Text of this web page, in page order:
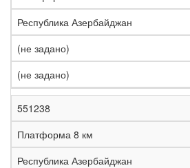
Республика Азербайджан
(не задано)
(не задано)
551238
Платформа 8 км
Республика Азербайджан